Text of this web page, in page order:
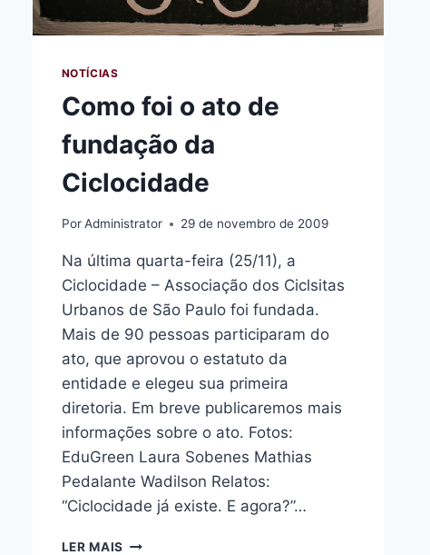
NOTÍCIAS
Como foi o ato de
fundação da
Ciclocidade
Por Administrator 29 de novembro de 2009
Na última quarta-feira (25/11), a
Ciclocidade – Associação dos Ciclsitas
Urbanos de São Paulo foi fundada.
Mais de 90 pessoas participaram do
ato, que aprovou o estatuto da
entidade e elegeu sua primeira
diretoria. Em breve publicaremos mais
informações sobre o ato. Fotos:
EduGreen Laura Sobenes Mathias
Pedalante Wadilson Relatos:
“Ciclocidade já existe. E agora?”…
LER MAIS COMO